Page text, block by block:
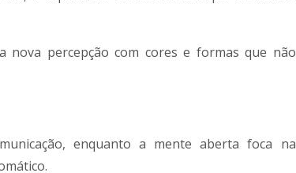
percepção com cores e formas que não
enquanto a mente aberta foca na